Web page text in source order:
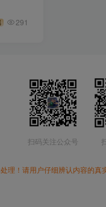
291
扫码关注公众号
！请用户仔细辨认内容的真